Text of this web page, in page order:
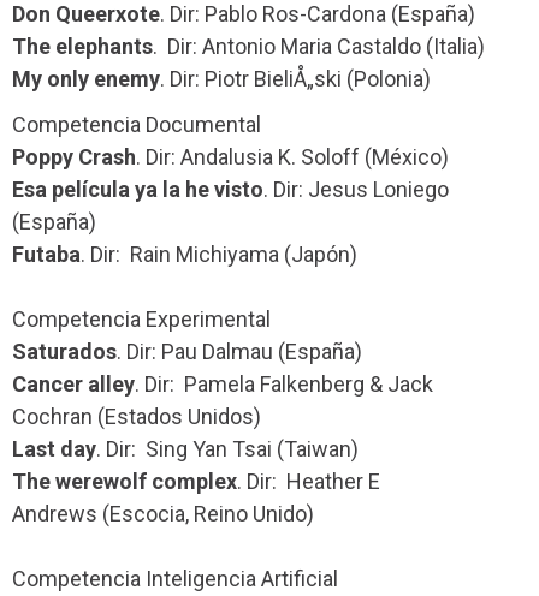
Don Queerxote. Dir: Pablo Ros-Cardona (España)
The elephants. Dir: Antonio Maria Castaldo (Italia)
My only enemy. Dir: Piotr BieliÅ„ski (Polonia)
Competencia Documental
Poppy Crash. Dir: Andalusia K. Soloff (México)
Esa película ya la he visto. Dir: Jesus Loniego
(España)
Futaba. Dir: Rain Michiyama (Japón)
Competencia Experimental
Saturados. Dir: Pau Dalmau (España)
Cancer alley. Dir: Pamela Falkenberg & Jack
Cochran (Estados Unidos)
Last day. Dir: Sing Yan Tsai (Taiwan)
The werewolf complex. Dir: Heather E
Andrews (Escocia, Reino Unido)
Competencia Inteligencia Artificial